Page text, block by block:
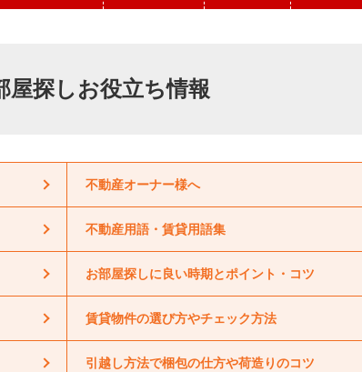
屋探しお役立ち情報
不動産オーナー様へ
不動産用語・賃貸用語集
お部屋探しに良い時期とポイント・コツ
賃貸物件の選び方やチェック方法
引越し方法で梱包の仕方や荷造りのコツ